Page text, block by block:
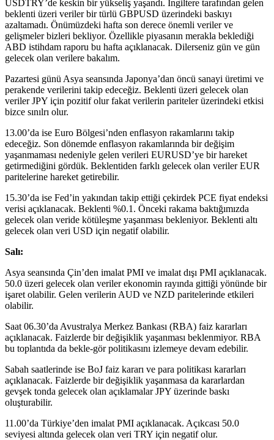
USDTRY’de keskin bir yükseliş yaşandı. İngiltere tarafından gelen
beklenti üzeri veriler bir türlü GBPUSD üzerindeki baskıyı
azaltamadı. Önümüzdeki hafta son derece önemli veriler ve
gelişmeler bizleri bekliyor. Özellikle piyasanın merakla beklediği
ABD istihdam raporu bu hafta açıklanacak. Dilerseniz gün ve gün
gelecek olan verilere bakalım.
Pazartesi günü Asya seansında Japonya’dan öncü sanayi üretimi ve
perakende verilerini takip edeceğiz. Beklenti üzeri gelecek olan
veriler JPY için pozitif olur fakat verilerin pariteler üzerindeki etkisi
bizce sınılrı olur.
13.00’da ise Euro Bölgesi’nden enflasyon rakamlarını takip
edeceğiz. Son dönemde enflasyon rakamlarında bir değişim
yaşanmaması nedeniyle gelen verileri EURUSD’ye bir hareket
getirmediğini gördük. Beklentiden farklı gelecek olan veriler EUR
paritelerine hareket getirebilir.
15.30’da ise Fed’in yakından takip ettiği çekirdek PCE fiyat endeksi
verisi açıklanacak. Beklenti %0.1. Önceki rakama baktığımızda
gelecek olan veride kötüleşme yaşanması bekleniyor. Beklenti altı
gelecek olan veri USD için negatif olabilir.
Salı:
Asya seansında Çin’den imalat PMI ve imalat dışı PMI açıklanacak.
50.0 üzeri gelecek olan veriler ekonomin rayında gittiği yönünde bir
işaret olabilir. Gelen verilerin AUD ve NZD paritelerinde etkileri
olabilir.
Saat 06.30’da Avustralya Merkez Bankası (RBA) faiz kararları
açıklanacak. Faizlerde bir değişiklik yaşanması beklenmiyor. RBA
bu toplantıda da bekle-gör politikasını izlemeye devam edebilir.
Sabah saatlerinde ise BoJ faiz kararı ve para politikası kararları
açıklanacak. Faizlerde bir değişiklik yaşanmasa da kararlardan
gevşek tonda gelecek olan açıklamalar JPY üzerinde baskı
oluşturabilir.
11.00’da Türkiye’den imalat PMI açıklanacak. Açıkcası 50.0
seviyesi altında gelecek olan veri TRY için negatif olur.